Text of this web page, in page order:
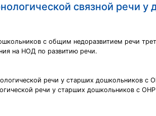
связной речи у
с общим недоразвитием речи
на НОД по развитию речи.
речи у старших дошкольников с
речи у старших дошкольников с